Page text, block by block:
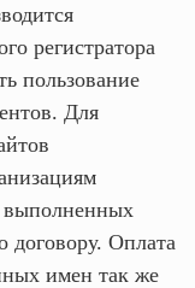
регистратора
пользование
Для
выполненных
договору. Оплата
имен так же